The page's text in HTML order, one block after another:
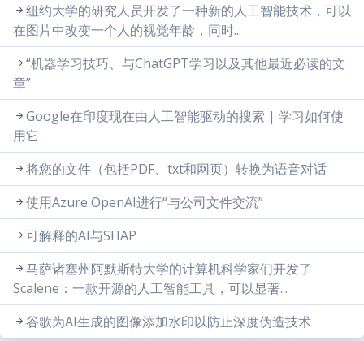
纽约大学的研究人员开发了一种新的人工智能技术，可以
在图片中改变一个人的视觉年龄，同时...
“机器学习技巧、与ChatGPT学习以及其他最近必读的文
章”
Google在印度现在由人工智能驱动的搜索 | 学习如何使
用它
将您的文件（包括PDF、txt和网页）转换为语音对话
使用Azure OpenAI进行“与公司文件交流”
可解释的AI与SHAP
马萨诸塞州阿默斯特大学的计算机科学家们开发了
Scalene：一款开源的人工智能工具，可以显著...
谷歌为AI生成的图像添加水印以防止深度伪造技术